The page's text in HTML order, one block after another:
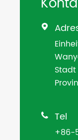

Stadt
 Tel
+86-